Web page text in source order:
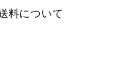
料について